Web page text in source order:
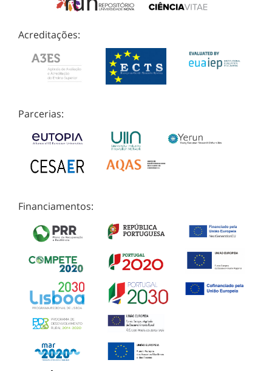
Acreditações:
Parcerias:
Financiamentos: